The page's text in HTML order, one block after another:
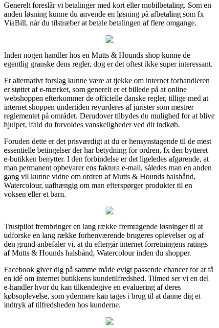
Generelt foreslår vi betalinger med kort eller mobilbetaling. Som en
anden løsning kunne du anvende en løsning på afbetaling som fx
ViaBill, når du tilstræber at betale betalingen af flere omgange.
Inden nogen handler hos en Mutts & Hounds shop kunne de
egentlig granske dens regler, dog er det oftest ikke super interessant.
Et alternativt forslag kunne være at tjekke om internet forhandleren
er støttet af e-mærket, som generelt er et billede på at online
webshoppen efterkommer de officielle danske regler, tillige med at
internet shoppen undertiden revurderes af jurister som mestrer
reglementet på området. Derudover tilbydes du mulighed for at blive
hjulpet, ifald du forvoldes vanskeligheder ved dit indkøb.
Foruden dette er det prisværdigt at du er hensynstagende til de mest
essentielle betingelser der har betydning for ordren, fx den bytteret
e-butikken benytter. I den forbindelse er det ligeledes afgørende, at
man permanent opbevarer ens faktura e-mail, således man en anden
gang vil kunne vidne om ordren af Mutts & Hounds halsbånd,
Watercolour, uafhængig om man efterspørger produkter til en
voksen eller et barn.
Trustpilot frembringer en lang række fremragende løsninger til at
udforske en lang række forhenværende brugeres oplevelser og af
den grund anbefaler vi, at du eftergår internet forretningens ratings
af Mutts & Hounds halsbånd, Watercolour inden du shopper.
Facebook giver dig på samme måde evigt passende chancer for at få
en idé om internet butikkens kundetilfredshed. Tilmed ser vi en del
e-handler hvor du kan tilkendegive en evaluering af deres
købsoplevelse, som ydermere kan tages i brug til at danne dig et
indtryk af tilfredsheden hos kunderne.